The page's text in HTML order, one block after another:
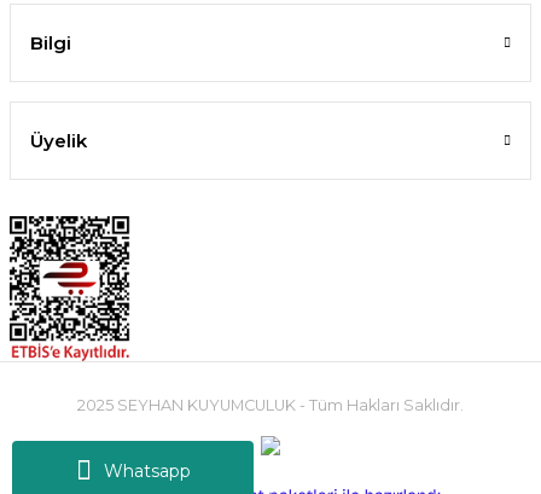
Whatsapp
Bilgi
Üyelik
2025 SEYHAN KUYUMCULUK - Tüm Hakları Saklıdır.